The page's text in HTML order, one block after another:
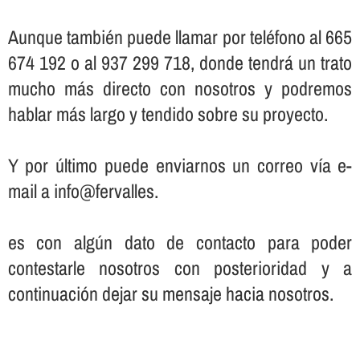
Aunque también puede llamar por teléfono al 665
674 192 o al 937 299 718, donde tendrá un trato
mucho más directo con nosotros y podremos
hablar más largo y tendido sobre su proyecto.
Y por último puede enviarnos un correo ví­a e-
mail a info@fervalles.
es con algún dato de contacto para poder
contestarle nosotros con posterioridad y a
continuación dejar su mensaje hacia nosotros.